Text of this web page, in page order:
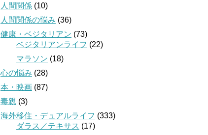
人間関係 (10)
人間関係の悩み (36)
健康・ベジタリアン (73)
ベジタリアンライフ (22)
マラソン (18)
心の悩み (28)
本・映画 (87)
毒親 (3)
海外移住・デュアルライフ (333)
ダラス／テキサス (17)